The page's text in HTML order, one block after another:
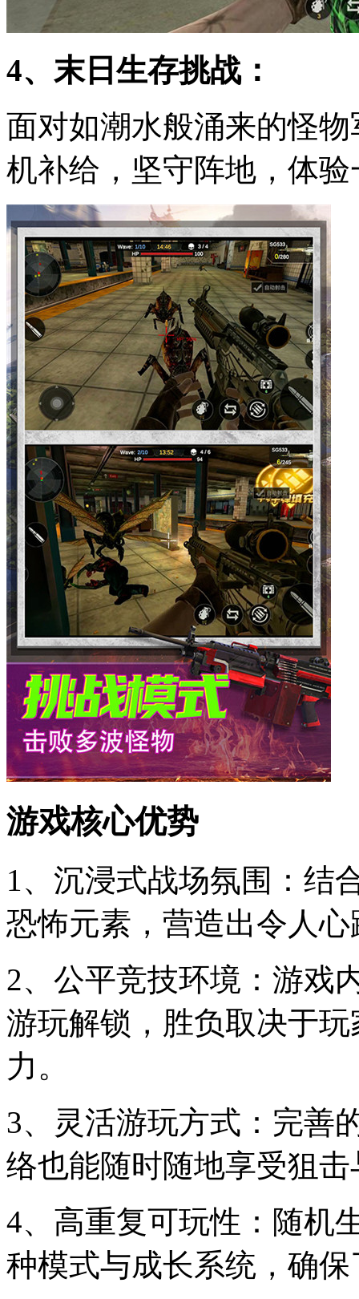
4、末日生存挑战：
面对如潮水般涌来的怪
机补给，坚守阵地，体
游戏核心优势
1、沉浸式战场氛围：结
恐怖元素，营造出令人
2、公平竞技环境：游戏
游玩解锁，胜负取决于
力。
3、灵活游玩方式：完善
络也能随时随地享受狙
4、高重复可玩性：随机
种模式与成长系统，确